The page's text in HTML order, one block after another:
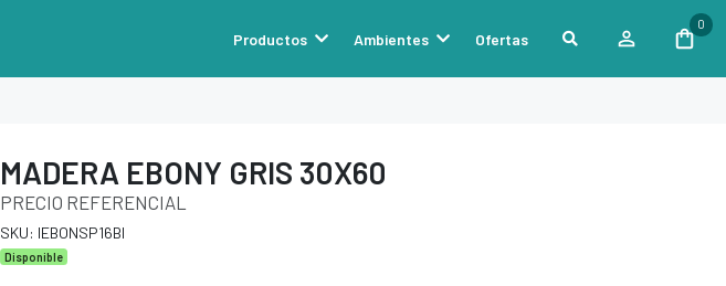
Productos Ambientes Ofertas
0
MADERA EBONY GRIS 30X60
PRECIO REFERENCIAL
SKU: IEBONSP16BI
Disponible